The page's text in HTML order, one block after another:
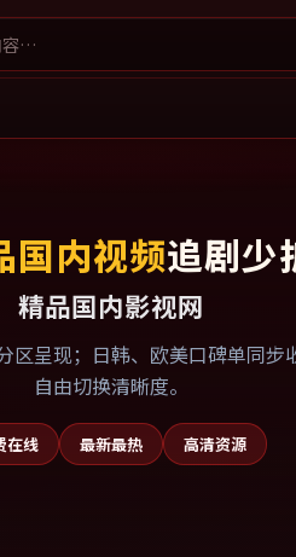
国内视频追剧少
精品国内影视网
区呈现；日韩、欧美口碑单同步
自由切换清晰度。
在线 最新最热 高清资源